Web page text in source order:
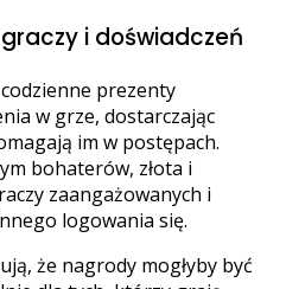
i doświadczeń
prezenty
w grze, dostarczając
im w postępach.
bohaterów, złota i
zaangażowanych i
logowania się.
że nagrody mogłyby być